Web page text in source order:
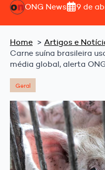
ONG News 9 de
Home Artigos e
Carne suína brasileira
média global, alerta
Geral